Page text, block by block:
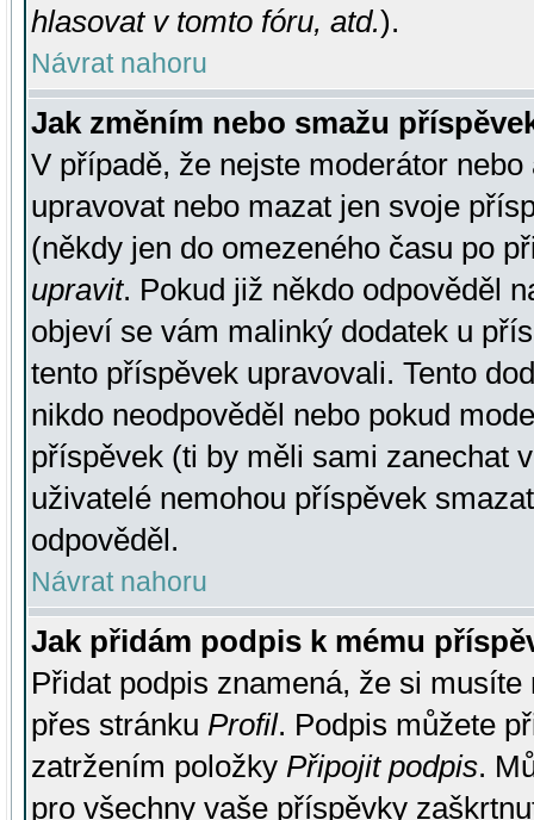
hlasovat v tomto fóru, atd.).
Návrat nahoru
Jak změním nebo smažu
V případě, že nejste moderátor
upravovat nebo mazat jen svoje
(někdy jen do omezeného času po
upravit. Pokud již někdo odpověděl
objeví se vám malinký dodatek u
tento příspěvek upravovali. Tento
nikdo neodpověděl nebo pokud
příspěvek (ti by měli sami zanechat
uživatelé nemohou příspěvek
odpověděl.
Návrat nahoru
Jak přidám podpis k mému
Přidat podpis znamená, že si
přes stránku Profil. Podpis můžete
zatržením položky Připojit podpis.
pro všechny vaše příspěvky